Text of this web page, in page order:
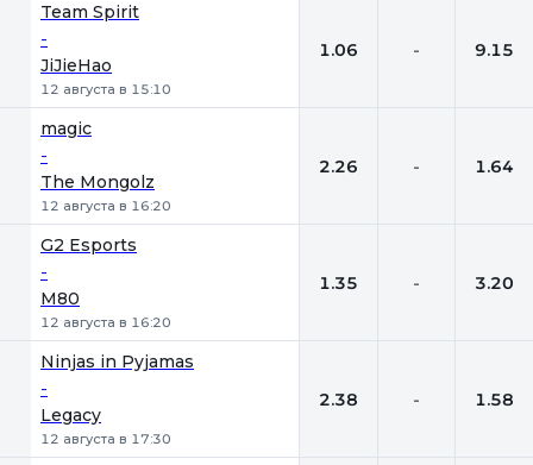
Team Spirit
-
JiJieHao
12 августа в 15:10
1.06 - 9.15
magic
-
The Mongolz
12 августа в 16:20
2.26 - 1.64
G2 Esports
-
M80
12 августа в 16:20
1.35 - 3.20
Ninjas in Pyjamas
-
Legacy
12 августа в 17:30
2.38 - 1.58